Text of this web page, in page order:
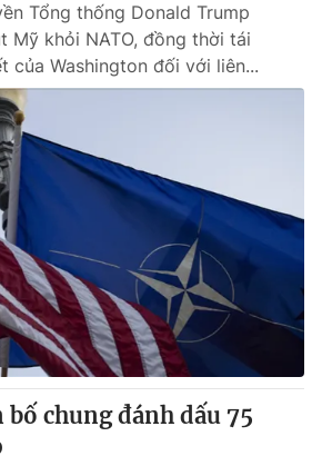
Tổng thống Donald Trump
Mỹ khỏi NATO, đồng thời tái
của Washington đối với liên...
bố chung đánh dấu 75